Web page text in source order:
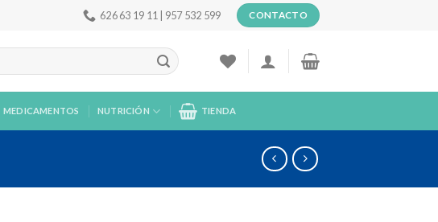
626 63 19 11 | 957 532 599 CONTACTO
MEDICAMENTOS NUTRICIÓN TIENDA